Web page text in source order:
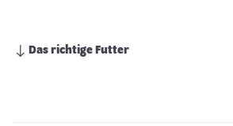
Das richtige Futter